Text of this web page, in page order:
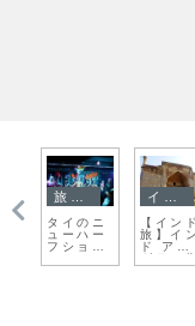
ゴン
のブ
旅日記
最後の一
日も小さ
な奇跡が
でした。
I’m